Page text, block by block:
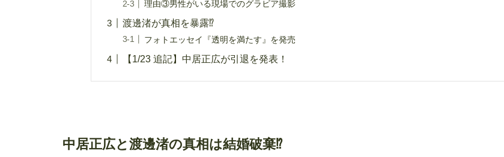
理由③男性がいる現場でのグラビア撮影
渡邊渚が真相を暴露⁉︎
フォトエッセイ『透明を満たす』を発売
【1/23 追記】中居正広が引退を発表！
中居正広と渡邊渚の真相は結婚破棄⁉︎